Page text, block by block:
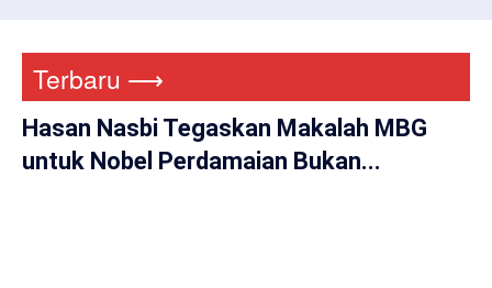
Terbaru ⟶
Hasan Nasbi Tegaskan Makalah MBG
untuk Nobel Perdamaian Bukan...